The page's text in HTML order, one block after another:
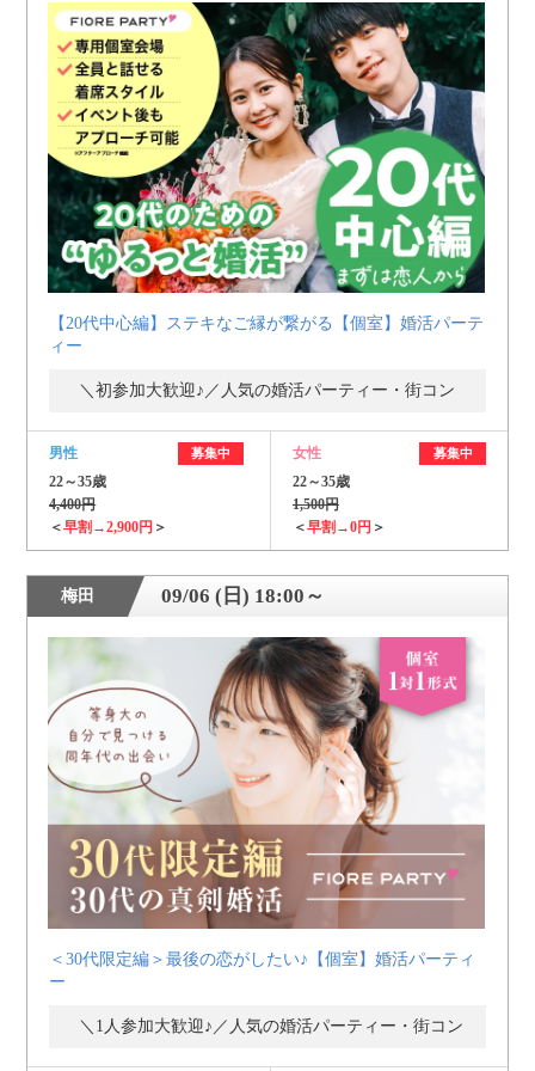
【20代中心編】ステキなご縁が繋がる【個室】婚活パーテ
ィー
＼初参加大歓迎♪／人気の婚活パーティー・街コン
男性 募集中
22～35歳
4,400円
＜早割→2,900円 ＞
女性 募集中
22～35歳
1,500円
＜早割→0円 ＞
梅田 09/06 (日) 18:00～
＜30代限定編＞最後の恋がしたい♪【個室】婚活パーティ
ー
＼1人参加大歓迎♪／人気の婚活パーティー・街コン